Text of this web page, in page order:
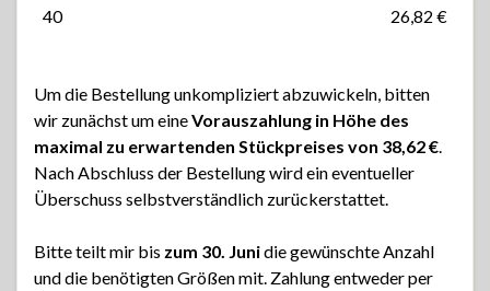
40 26,82 €
Um die Bestellung unkompliziert abzuwickeln, bitten
wir zunächst um eineVorauszahlung in Höhe des
maximal zu erwartenden Stückpreises von 38,62 €.
Nach Abschluss der Bestellung wird ein eventueller
Überschuss selbstverständlich zurückerstattet.
Bitte teilt mir bis zum 30. Junidie gewünschte Anzahl
und die benötigten Größen mit. Zahlung entweder per